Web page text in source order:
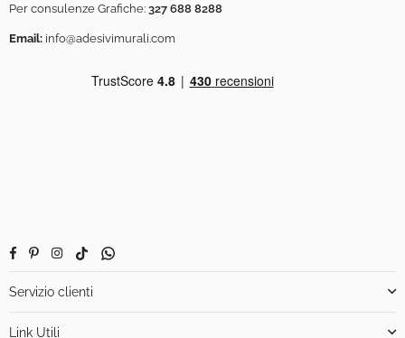
Per consulenze Grafiche: 327 688 8288
Email: info@adesivimurali.com
FacebookPinterestInstagram
TikTokWhatsapp
Servizio clienti
Link Utili